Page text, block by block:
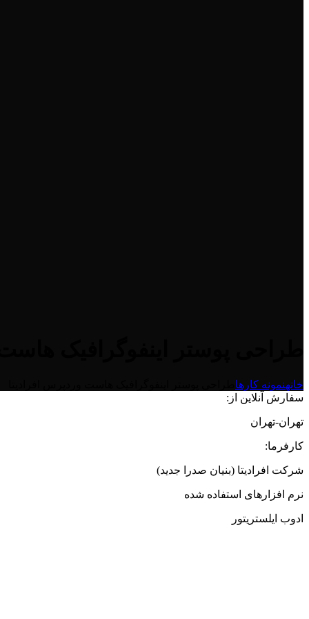
خانهنمونه کارها
سفارش آنلاین از:
تهران-تهران
کارفرما:
شرکت افرادیتا (بنیان صدرا جدید)
نرم افزارهای استفاده شده
ادوب ایلستریتور